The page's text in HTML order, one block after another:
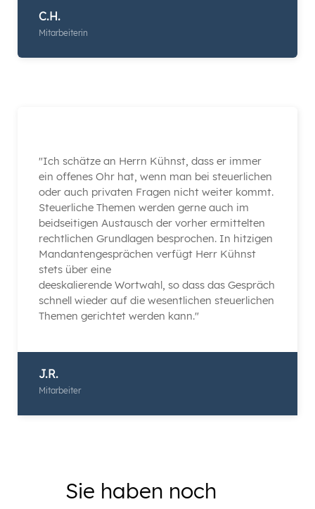
C.H.
Mitarbeiterin
"Ich schätze an Herrn Kühnst, dass er immer
ein offenes Ohr hat, wenn man bei steuerlichen
oder auch privaten Fragen nicht weiter kommt.
Steuerliche Themen werden gerne auch im
beidseitigen Austausch der vorher ermittelten
rechtlichen Grundlagen besprochen. In hitzigen
Mandantengesprächen verfügt Herr Kühnst
stets über eine
deeskalierende Wortwahl, so dass das Gespräch
schnell wieder auf die wesentlichen steuerlichen
Themen gerichtet werden kann."
J.R.
Mitarbeiter
Sie haben noch